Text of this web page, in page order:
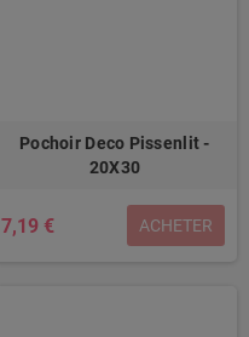
Pochoir Deco Pissenlit -
20X30
7,19 € ACHETER